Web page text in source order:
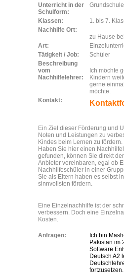
Unterricht in der
Schulform:
Klassen:
1. bis 7.
Nachhilfe Ort:
zu Hause
Art:
Tätigkeit / Job:
Schüler
Beschreibung
vom
Nachhilfelehrer:
Ich möchte
Kindern
gerne
möchte.
Kontakt:
Ein Ziel dieser Förderung und
Noten und Leistungen zu
Kindes beim Lernen zu fördern.
Haben Sie hier einen
gefunden, können Sie direkt
Anbieter vereinbaren, egal ob
Nachhilfeschüler in einer
Sie als Eltern haben es selbst
sinnvollsten fördern.
Eine Einzelnachhilfe ist der
verbessern. Doch eine
Kosten.
Anfragen:
Ich bin
Pakistan im
Software
Deutsch A2
fortzusetzen.